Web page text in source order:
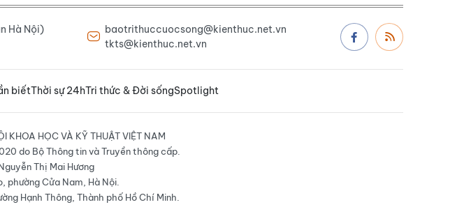
Hà Nội)
baotrithuccuocsong@kienthuc.net.vn
tkts@kienthuc.net.vn
biếtThời sự 24hTri thức & Đời sốngSpotlight
KHOA HỌC VÀ KỸ THUẬT VIỆT NAM
do Bộ Thông tin và Truyền thông cấp.
Thị Mai Hương
phường Cửa Nam, Hà Nội.
Hạnh Thông, Thành phố Hồ Chí Minh.